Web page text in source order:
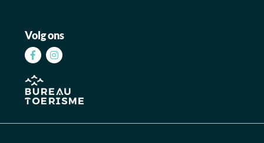
Volg ons
Volg
op
Facebook
Volg
Instagram